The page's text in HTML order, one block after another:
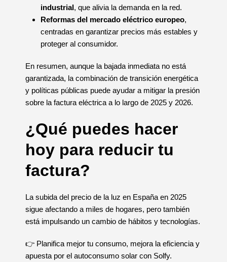
industrial, que alivia la demanda en la red.
Reformas del mercado eléctrico europeo,
centradas en garantizar precios más estables y
proteger al consumidor.
En resumen, aunque la bajada inmediata no está
garantizada, la combinación de transición energética
y políticas públicas puede ayudar a mitigar la presión
sobre la factura eléctrica a lo largo de 2025 y 2026.
¿Qué puedes hacer
hoy para reducir tu
factura?
La subida del precio de la luz en España en 2025
sigue afectando a miles de hogares, pero también
está impulsando un cambio de hábitos y tecnologías.
👉 Planifica mejor tu consumo, mejora la eficiencia y
apuesta por el autoconsumo solar con Solfy.